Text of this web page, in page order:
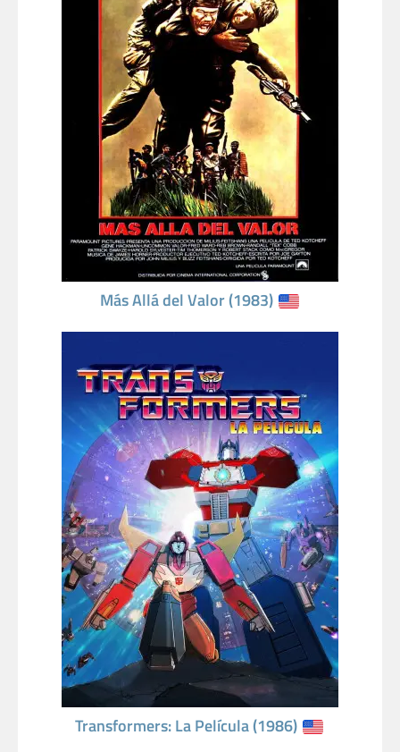
Más Allá del Valor (1983)
Transformers: La Película (1986)